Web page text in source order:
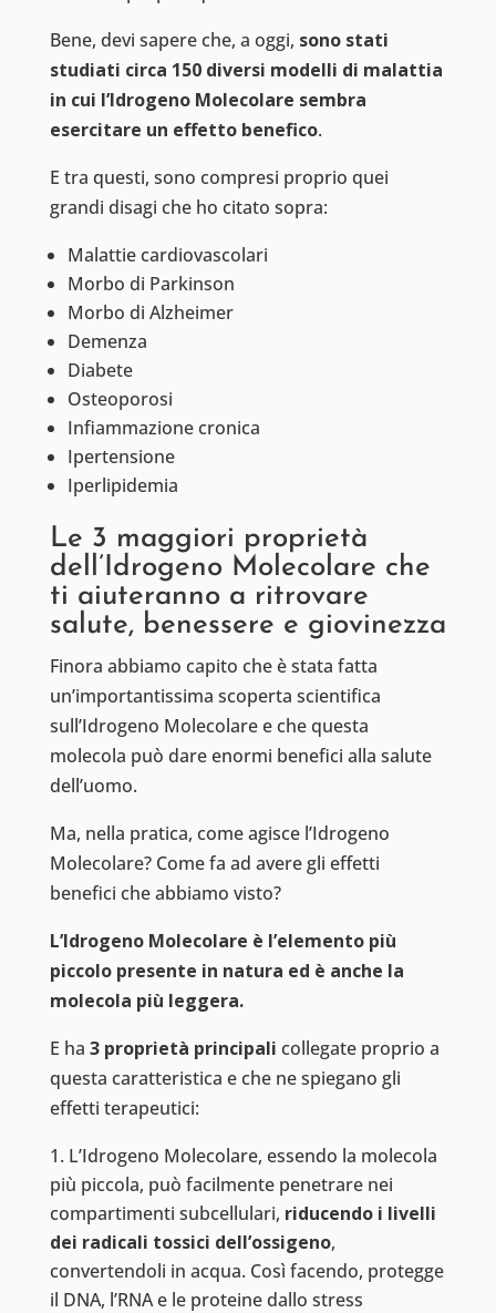
Bene, devi sapere che, a oggi, sono stati
studiati circa 150 diversi modelli di malattia
in cui l’Idrogeno Molecolare sembra
esercitare un effetto benefico.
E tra questi, sono compresi proprio quei
grandi disagi che ho citato sopra:
Malattie cardiovascolari
Morbo di Parkinson
Morbo di Alzheimer
Demenza
Diabete
Osteoporosi
Infiammazione cronica
Ipertensione
Iperlipidemia
Le 3 maggiori proprietà
dell’Idrogeno Molecolare che
ti aiuteranno a ritrovare
salute, benessere e giovinezza
Finora abbiamo capito che è stata fatta
un’importantissima scoperta scientifica
sull’Idrogeno Molecolare e che questa
molecola può dare enormi benefici alla salute
dell’uomo.
Ma, nella pratica, come agisce l’Idrogeno
Molecolare? Come fa ad avere gli effetti
benefici che abbiamo visto?
L’Idrogeno Molecolare è l’elemento più
piccolo presente in natura ed è anche la
molecola più leggera.
E ha 3 proprietà principali collegate proprio a
questa caratteristica e che ne spiegano gli
effetti terapeutici:
L’Idrogeno Molecolare, essendo la molecola
più piccola, può facilmente penetrare nei
compartimenti subcellulari, riducendo i livelli
dei radicali tossici dell’ossigeno,
convertendoli in acqua. Così facendo, protegge
il DNA, l’RNA e le proteine dallo stress